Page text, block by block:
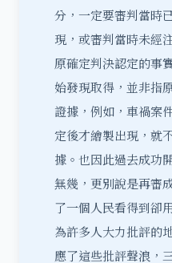
分，一定要審判當時
現，或審判當時未經
原確定判決認定的事
始發現取得，並非指
證據，例如，車禍案
定後才繪製出現，就
據。也因此過去成功
無幾，更別說是再審
了一個人民看得到卻
為許多人大力批評的
應了這些批評聲浪，